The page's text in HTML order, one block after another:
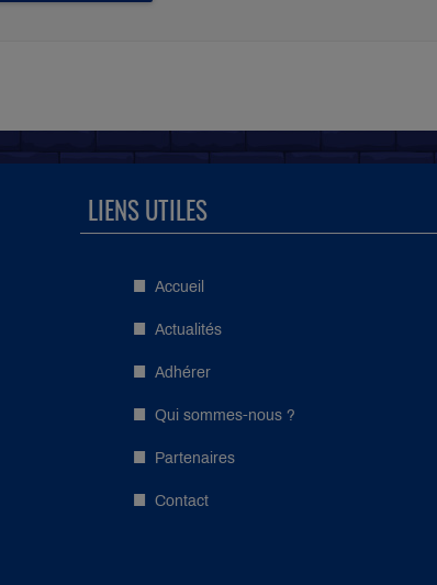
LIENS UTILES
Accueil
Actualités
Adhérer
Qui sommes-nous ?
Partenaires
Contact